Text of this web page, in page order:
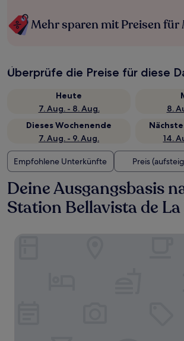
Mehr sparen mit Preisen für
Überprüfe die Preise für diese
Heute
7. Aug. - 8. Aug.
8.
Dieses Wochenende
7. Aug. - 9. Aug.
14.
Empfohlene Unterkünfte Preis
Deine Ausgangsbasis
Station Bellavista de